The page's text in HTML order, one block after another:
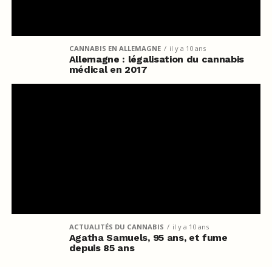
CANNABIS EN ALLEMAGNE il y a 10 ans
Allemagne : légalisation du cannabis
médical en 2017
ACTUALITÉS DU CANNABIS il y a 10 ans
Agatha Samuels, 95 ans, et fume
depuis 85 ans